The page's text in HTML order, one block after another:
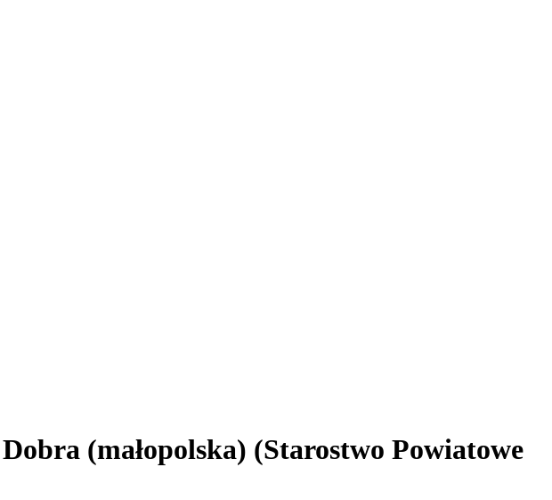
(małopolska) (Starostwo Powiatowe